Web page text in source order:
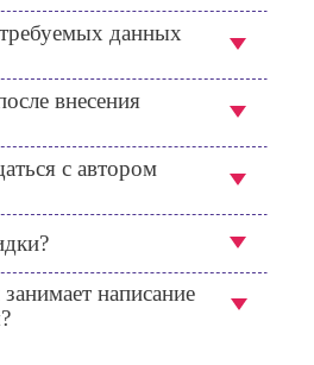
данных
внесения
с автором
написание